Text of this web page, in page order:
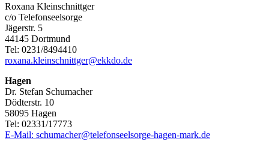
Roxana Kleinschnittger
c/o Telefonseelsorge
Jägerstr. 5
44145 Dortmund
Tel: 0231/8494410
roxana.kleinschnittger@ekkdo.de
Hagen
Dr. Stefan Schumacher
Dödterstr. 10
58095 Hagen
Tel: 02331/17773
E-Mail: schumacher@telefonseelsorge-hagen-mark.de